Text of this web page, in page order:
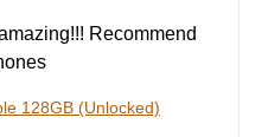
Recommend
128GB (Unlocked)